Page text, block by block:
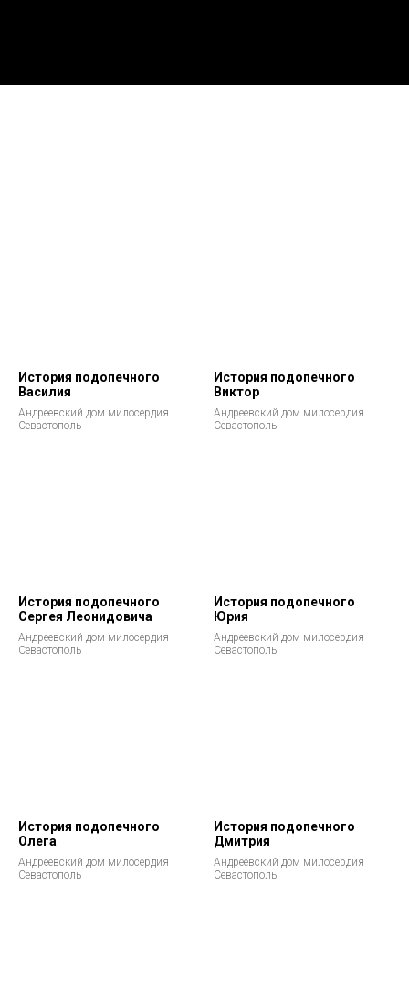
История подопечного
Василия
Андреевский дом милосердия
Севастополь
История подопечного
Виктор
Андреевский дом милосердия
Севастополь
История подопечного
Сергея Леонидовича
Андреевский дом милосердия
Севастополь
История подопечного
Юрия
Андреевский дом милосердия
Севастополь
История подопечного
Олега
Андреевский дом милосердия
Севастополь
История подопечного
Дмитрия
Андреевский дом милосердия
Севастополь.